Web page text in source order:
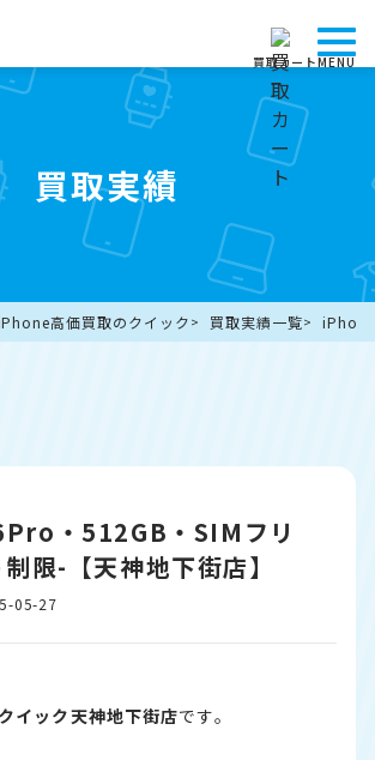
買取カートMENU
買取実績
高価買取のクイック 買取実績一覧
・512GB・SIMフリ
限-【天神地下街店】
05-27
イック天神地下街店です。